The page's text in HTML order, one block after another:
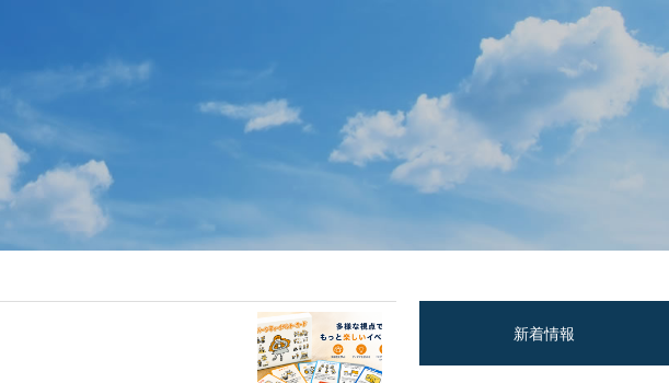
新着情報